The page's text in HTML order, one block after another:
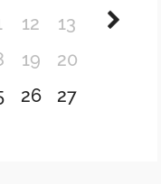
12
13
19
20
26
27